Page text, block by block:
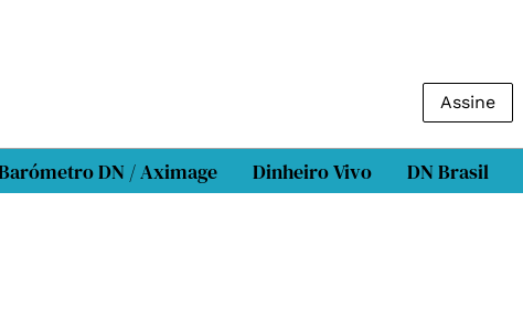
Assine
DN / Aximage Dinheiro Vivo DN Brasil